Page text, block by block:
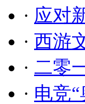
· 应对
· 西游
· 二零
· 电竞